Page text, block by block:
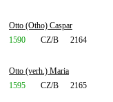
Otto (Otho) Caspar
1590
CZ/B 2164
Otto (verh.) Maria
1595
CZ/B 2165